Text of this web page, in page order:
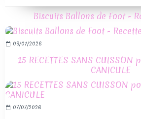
Biscuits Ballons de Foot -
09/07/2026
15 RECETTES SANS
CANICULE
07/07/2026